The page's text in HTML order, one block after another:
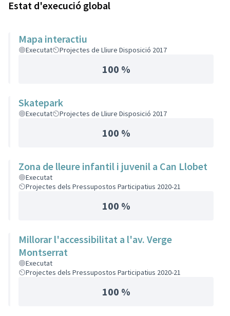
Estat d'execució global
Mapa interactiu
Executat Projectes de Lliure Disposició 2017
100 %
Skatepark
Executat Projectes de Lliure Disposició 2017
100 %
Zona de lleure infantil i juvenil a Can Llobet
Executat
Projectes dels Pressupostos Participatius 2020-21
100 %
Millorar l'accessibilitat a l'av. Verge
Montserrat
Executat
Projectes dels Pressupostos Participatius 2020-21
100 %